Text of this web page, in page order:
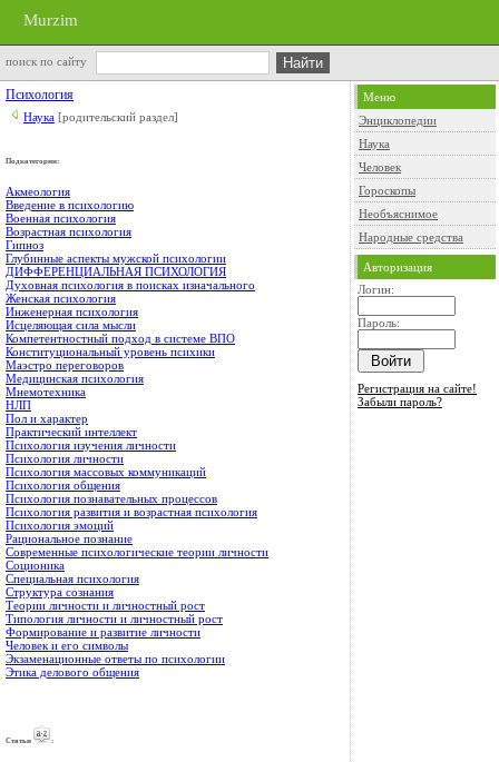
Murzim
поиск по сайту
Психология
Наука [родительский раздел]
Подкатегории:
Акмеология
Введение в психологию
Военная психология
Возрастная психология
Гипноз
Глубинные аспекты мужской психологии
ДИФФЕРЕНЦИАЛЬНАЯ ПСИХОЛОГИЯ
Духовная психология в поисках изначального
Женская психология
Инженерная психология
Исцеляющая сила мысли
Компетентностный подход в системе ВПО
Конституциональный уровень психики
Маэстро переговоров
Медицинская психология
Мнемотехника
НЛП
Пол и характер
Практический интеллект
Психология изучения личности
Психология личности
Психология массовых коммуникаций
Психология общения
Психология познавательных процессов
Психология развития и возрастная психология
Психология эмоций
Рациональное познание
Современные психологические теории личности
Соционика
Специальная психология
Структура сознания
Теории личности и личностный рост
Типология личности и личностный рост
Формирование и развитие личности
Человек и его символы
Экзаменационные ответы по психологии
Этика делового общения
Cтатьи :
Меню
Энциклопедии
Наука
Человек
Гороскопы
Необъяснимое
Народные средства
Авторизация
Логин:
Пароль:
Регистрация на сайте!
Забыли пароль?